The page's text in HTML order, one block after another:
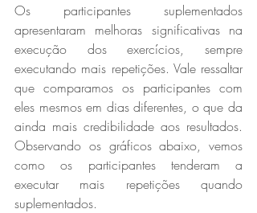
Os participantes suplementados
apresentaram melhoras significativas na
execução dos exercícios, sempre
executando mais repetições. Vale ressaltar
que comparamos os participantes com
eles mesmos em dias diferentes, o que da
ainda mais credibilidade aos resultados.
Observando os gráficos abaixo, vemos
como os participantes tenderam a
executar mais repetições quando
suplementados.